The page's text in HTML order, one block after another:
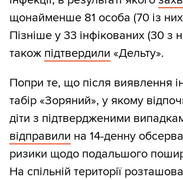
щонайменше 81 особа (70 із них
Пізніше у 33 інфікованих (30 з
також підтвердили «Дельту».
Попри те, що після виявлення
табір «Зоряний», у якому
діти з підтвердженими
відправили на 14-денну
ризики щодо подальшого
На спільній території